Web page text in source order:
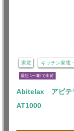
家電 キッチン家電
最短 1〜3日で出荷
Abitelax アビテ
AT1000